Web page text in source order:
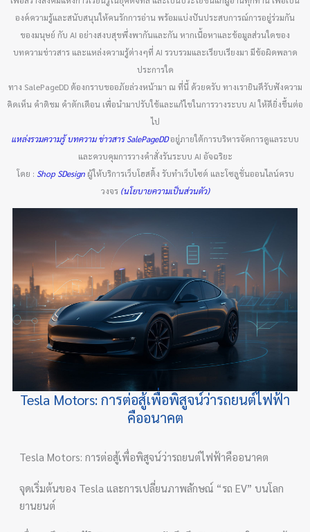
องค์ความรู้และสนับสนุนให้คนรักการอ่าน พร้อมแบ่งปันประสบการณ์การอยู่ร่วมกัน
ของมนุษย์ กับ AI อย่างสงบสุขพึ่งพากันและกัน หากเนื้อหาและข้อมูลส่วนใดของ
บทความข่าวสาร และแหล่งความรู้ต่างๆที่ AI รวบรวมและเรียบเรียงมา มีข้อผิดพลาด
ประการใด
ทาง SalePageDD ต้องกราบขออภัยล่วงหน้ามา ณ ที่นี้ ด้วยครับ ทางเรายินดีรับฟังความ
คิดเห็น คำติชม คำตักเตือน เพื่อนำมาปรับใช้และแก้ไขในการวางระบบ AI ให้ดียิ่งขึ้นต่อ
ไป
แหล่งรวมความรู้ บทความ ข่าวสาร SalePageDDอยู่ภายใต้การบริหารจัดการดูแลระบบ
และควบคุมการวางคำสั่งรันระบบ AI อัจฉริยะ
โดย : Shop SDesign ผู้ให้บริการเว็บโฮสติ้ง รับทำเว็บไซต์ และโซลูชั่นออนไลน์ครบ
วงจร(นโยบายความเป็นส่วนตัว)
Tesla Motors: การต่อสู้เพื่อพิสูจน์ว่ารถยนต์ไฟฟ้า
คืออนาคต
Tesla Motors: การต่อสู้เพื่อพิสูจน์ว่ารถยนต์ไฟฟ้าคืออนาคต
จุดเริ่มต้นของ Tesla และการเปลี่ยนภาพลักษณ์ “รถ EV” บนโลก
ยานยนต์